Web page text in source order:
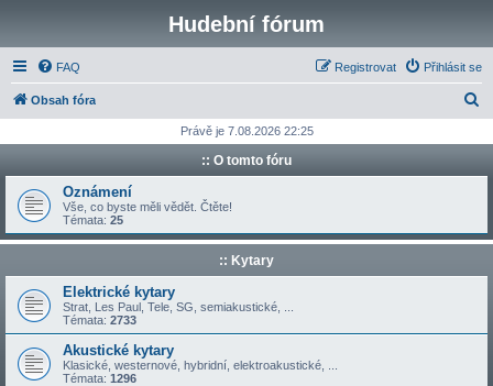
Hudební fórum
FAQ Přihlásit se
Registrovat
Obsah fóra
d
t
Právě je 7.08.2026 22:25
:: O tomto fóru
Oznámení
Vše, co byste měli vědět. Čtěte!
Témata: 25
:: Kytary
Elektrické kytary
Strat, Les Paul, Tele, SG, semiakustické, ...
Témata: 2733
Akustické kytary
Klasické, westernové, hybridní, elektroakustické, ...
Témata: 1296